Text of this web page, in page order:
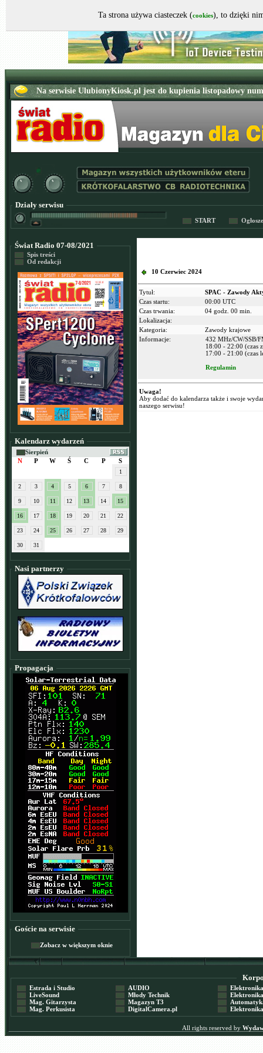
Działy serwisu
START
Świat Radio 07-08/2021
Spis treści
Od redakcji
Kalendarz wydarzeń
Sierpień
N
P W Ś C P S
1
2 3 4 5 6 7 8
9 10 11 12 13 14 15
16 17 18 19 20 21 22
23 24 25 26 27 28 29
30 31
Nasi partnerzy
Propagacja
Goście na serwisie
Zobacz w większym oknie
10 Czerwiec 2024
Tytuł:
SPAC - Zawody
Czas startu:
00:00 UTC
Czas trwania:
04 godz. 00 min.
Lokalizacja:
Kategoria:
Zawody krajowe
Informacje:
432 MHz/CW/SSB/
18:00 - 22:00 (czas
17:00 - 21:00 (czas
Regulamin
Uwaga!
Aby dodać do kalendarza także i swoje
naszego serwisu!
Estrada i Studio
LiveSound
Mag. Gitarzysta
Mag. Perkusista
AUDIO
Młody Technik
Magazyn T3
DigitalCamera.pl
Elektronika
Elektronika
Automatyka
Elektronika
All rights reserved by
Ta strona używa ciasteczek (cookies), to dzięki